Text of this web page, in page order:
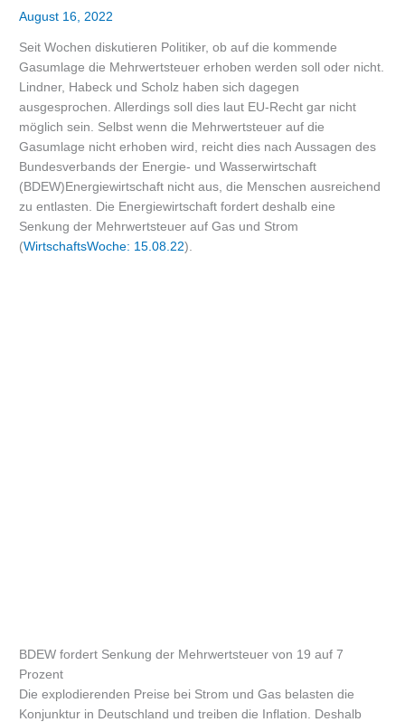
August 16, 2022
Seit Wochen diskutieren Politiker, ob auf die kommende
Gasumlage die Mehrwertsteuer erhoben werden soll oder nicht.
Lindner, Habeck und Scholz haben sich dagegen
ausgesprochen. Allerdings soll dies laut EU-Recht gar nicht
möglich sein. Selbst wenn die Mehrwertsteuer auf die
Gasumlage nicht erhoben wird, reicht dies nach Aussagen des
Bundesverbands der Energie- und Wasserwirtschaft
(BDEW)Energiewirtschaft nicht aus, die Menschen ausreichend
zu entlasten. Die Energiewirtschaft fordert deshalb eine
Senkung der Mehrwertsteuer auf Gas und Strom
(WirtschaftsWoche: 15.08.22).
BDEW fordert Senkung der Mehrwertsteuer von 19 auf 7
Prozent
Die explodierenden Preise bei Strom und Gas belasten die
Konjunktur in Deutschland und treiben die Inflation. Deshalb